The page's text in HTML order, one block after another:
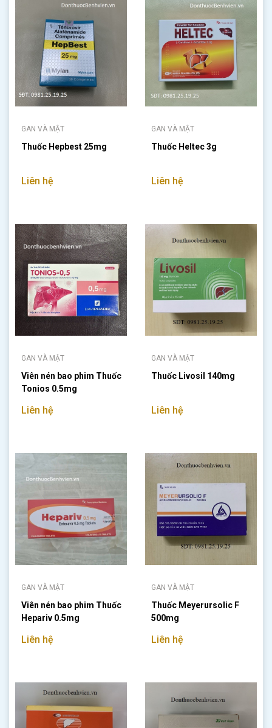
GAN VÀ MẬT
Thuốc Hepbest 25mg
Liên hệ
GAN VÀ MẬT
Thuốc Heltec 3g
Liên hệ
GAN VÀ MẬT
Viên nén bao phim Thuốc
Tonios 0.5mg
Liên hệ
GAN VÀ MẬT
Thuốc Livosil 140mg
Liên hệ
GAN VÀ MẬT
Viên nén bao phim Thuốc
Hepariv 0.5mg
Liên hệ
GAN VÀ MẬT
Thuốc Meyerursolic F
500mg
Liên hệ